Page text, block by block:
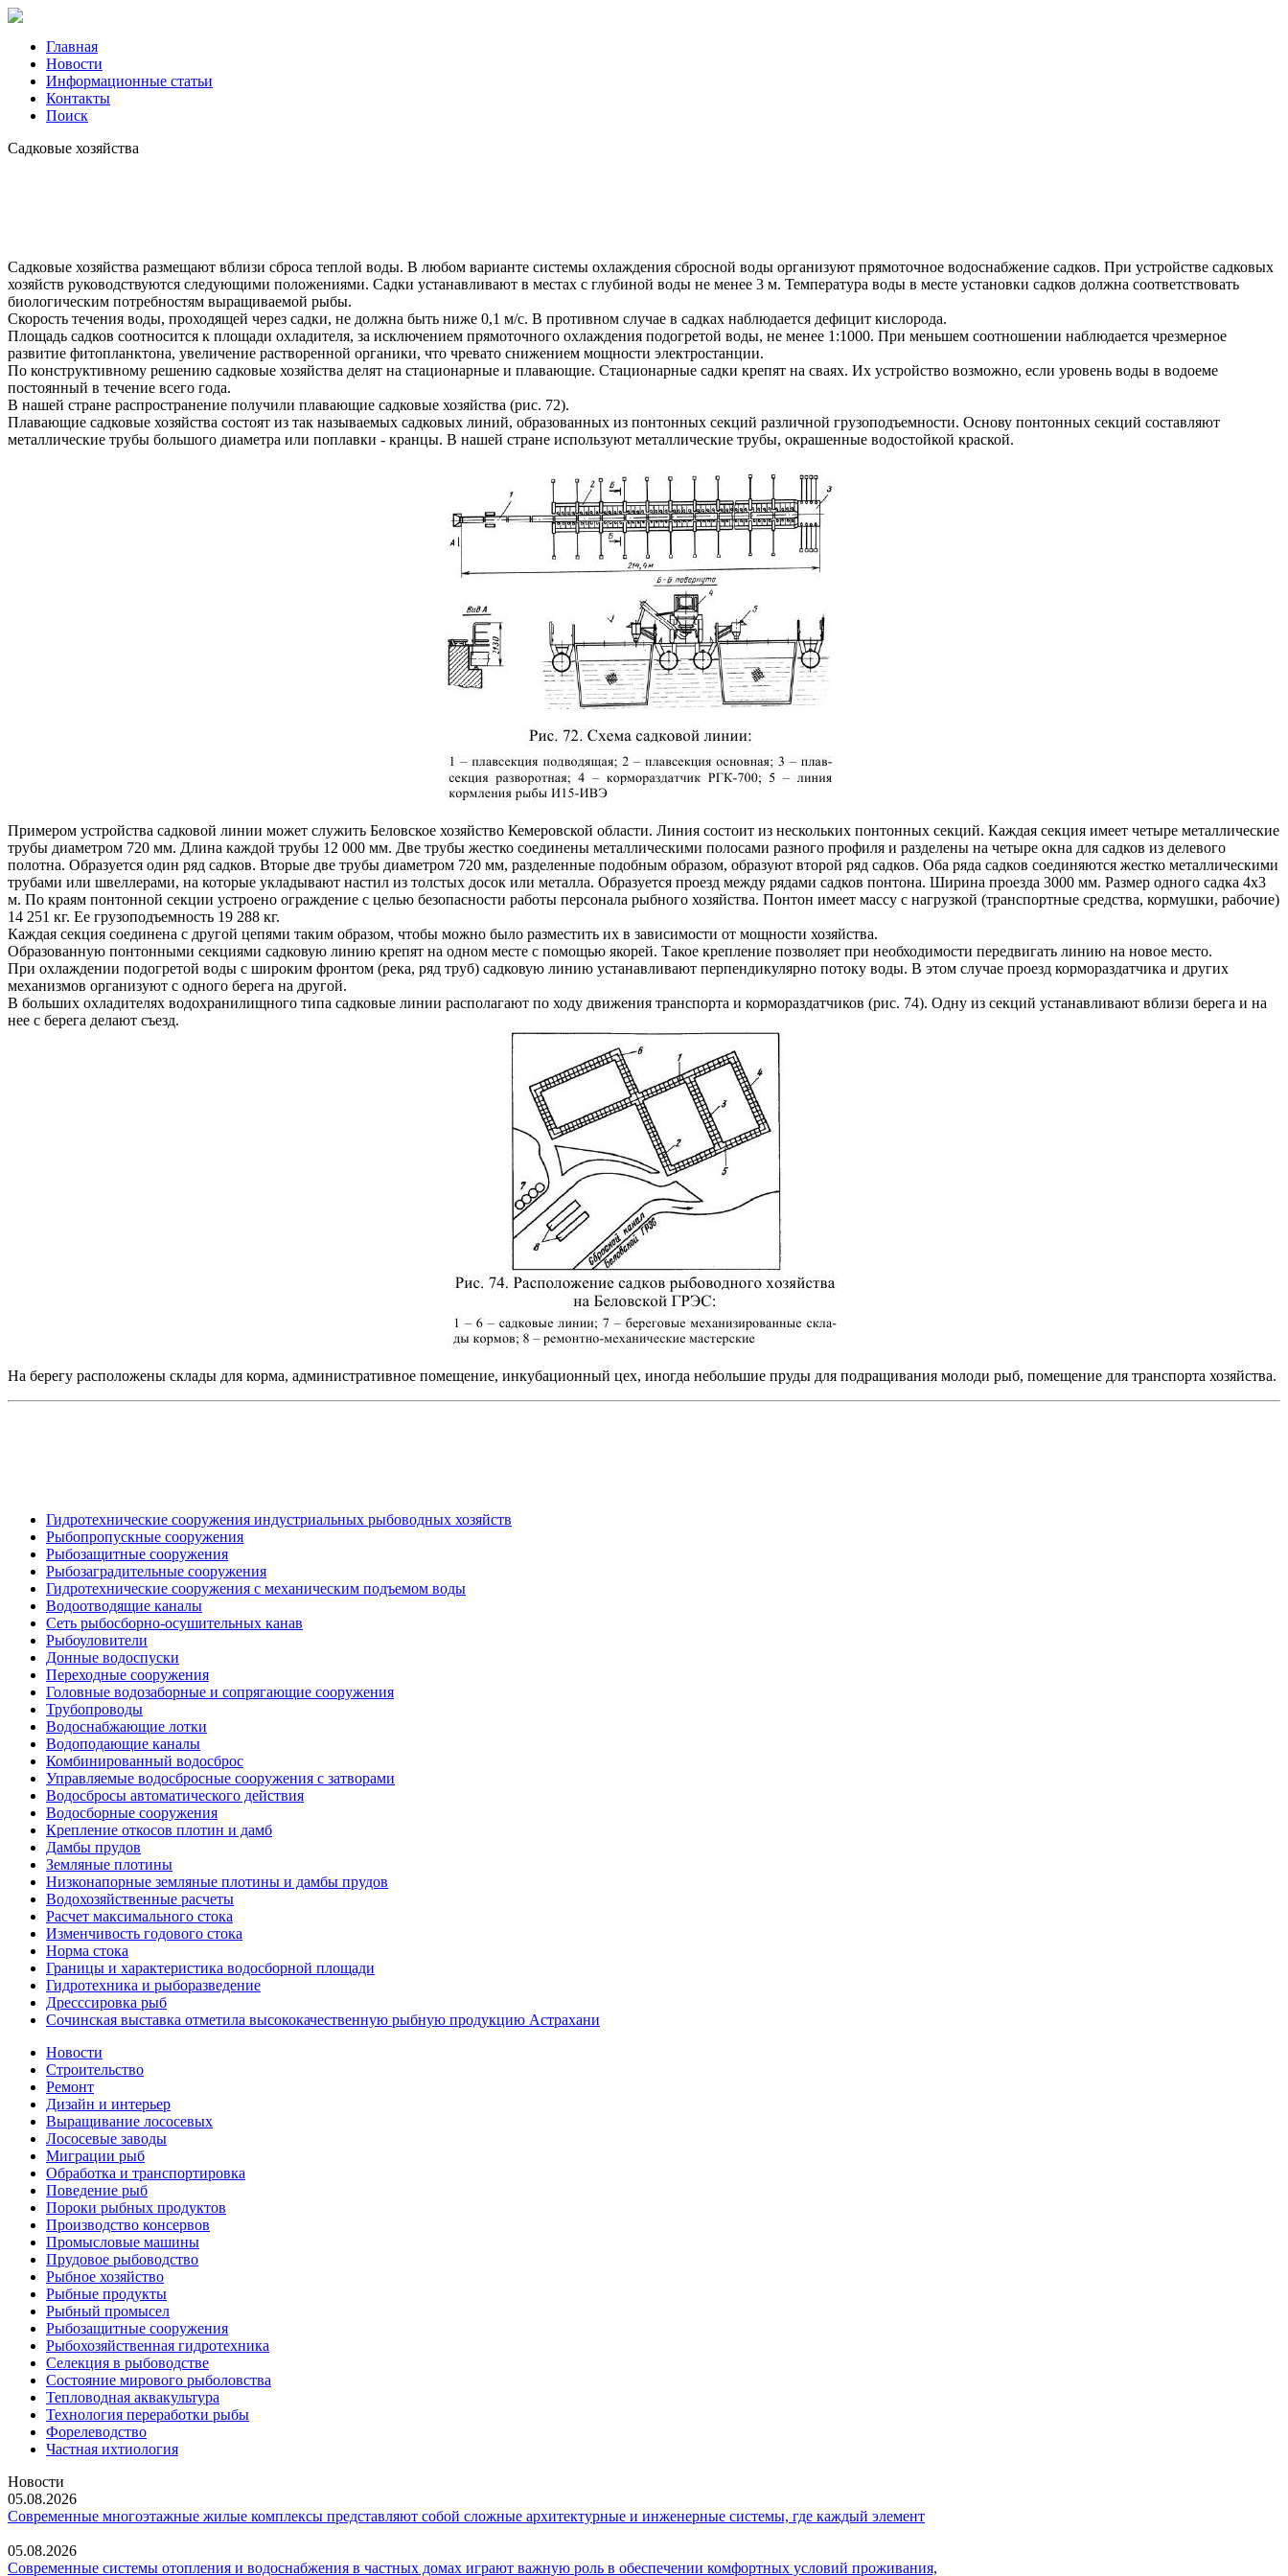
Главная
Новости
Информационные статьи
Контакты
Поиск
Садковые хозяйства
Садковые хозяйства размещают вблизи сброса теплой воды. В любом варианте системы охлаждения сбросной воды организуют прямоточное водоснабжение садков. При устройстве садковых
хозяйств руководствуются следующими положениями. Садки устанавливают в местах с глубиной воды не менее 3 м. Температура воды в месте установки садков должна соответствовать
биологическим потребностям выращиваемой рыбы.
Скорость течения воды, проходящей через садки, не должна быть ниже 0,1 м/с. В противном случае в садках наблюдается дефицит кислорода.
Площадь садков соотносится к площади охладителя, за исключением прямоточного охлаждения подогретой воды, не менее 1:1000. При меньшем соотношении наблюдается чрезмерное
развитие фитопланктона, увеличение растворенной органики, что чревато снижением мощности электростанции.
По конструктивному решению садковые хозяйства делят на стационарные и плавающие. Стационарные садки крепят на сваях. Их устройство возможно, если уровень воды в водоеме
постоянный в течение всего года.
В нашей стране распространение получили плавающие садковые хозяйства (рис. 72).
Плавающие садковые хозяйства состоят из так называемых садковых линий, образованных из понтонных секций различной грузоподъемности. Основу понтонных секций составляют
металлические трубы большого диаметра или поплавки - кранцы. В нашей стране используют металлические трубы, окрашенные водостойкой краской.
Примером устройства садковой линии может служить Беловское хозяйство Кемеровской области. Линия состоит из нескольких понтонных секций. Каждая секция имеет четыре металлические
трубы диаметром 720 мм. Длина каждой трубы 12 000 мм. Две трубы жестко соединены металлическими полосами разного профиля и разделены на четыре окна для садков из делевого
полотна. Образуется один ряд садков. Вторые две трубы диаметром 720 мм, разделенные подобным образом, образуют второй ряд садков. Оба ряда садков соединяются жестко металлическими
трубами или швеллерами, на которые укладывают настил из толстых досок или металла. Образуется проезд между рядами садков понтона. Ширина проезда 3000 мм. Размер одного садка 4x3
м. По краям понтонной секции устроено ограждение с целью безопасности работы персонала рыбного хозяйства. Понтон имеет массу с нагрузкой (транспортные средства, кормушки, рабочие)
14 251 кг. Ее грузоподъемность 19 288 кг.
Каждая секция соединена с другой цепями таким образом, чтобы можно было разместить их в зависимости от мощности хозяйства.
Образованную понтонными секциями садковую линию крепят на одном месте с помощью якорей. Такое крепление позволяет при необходимости передвигать линию на новое место.
При охлаждении подогретой воды с широким фронтом (река, ряд труб) садковую линию устанавливают перпендикулярно потоку воды. В этом случае проезд кормораздатчика и других
механизмов организуют с одного берега на другой.
В больших охладителях водохранилищного типа садковые линии располагают по ходу движения транспорта и кормораздатчиков (рис. 74). Одну из секций устанавливают вблизи берега и на
нее с берега делают съезд.
На берегу расположены склады для корма, административное помещение, инкубационный цех, иногда небольшие пруды для подращивания молоди рыб, помещение для транспорта хозяйства.
Гидротехнические сооружения индустриальных рыбоводных хозяйств
Рыбопропускные сооружения
Рыбозащитные сооружения
Рыбозаградительные сооружения
Гидротехнические сооружения с механическим подъемом воды
Водоотводящие каналы
Сеть рыбосборно-осушительных канав
Рыбоуловители
Донные водоспуски
Переходные сооружения
Головные водозаборные и сопрягающие сооружения
Трубопроводы
Водоснабжающие лотки
Водоподающие каналы
Комбинированный водосброс
Управляемые водосбросные сооружения с затворами
Водосбросы автоматического действия
Водосборные сооружения
Крепление откосов плотин и дамб
Дамбы прудов
Земляные плотины
Низконапорные земляные плотины и дамбы прудов
Водохозяйственные расчеты
Расчет максимального стока
Изменчивость годового стока
Норма стока
Границы и характеристика водосборной площади
Гидротехника и рыборазведение
Дресссировка рыб
Сочинская выставка отметила высококачественную рыбную продукцию Астрахани
Новости
Строительство
Ремонт
Дизайн и интерьер
Выращивание лососевых
Лососевые заводы
Миграции рыб
Обработка и транспортировка
Поведение рыб
Пороки рыбных продуктов
Производство консервов
Промысловые машины
Прудовое рыбоводство
Рыбное хозяйство
Рыбные продукты
Рыбный промысел
Рыбозащитные сооружения
Рыбохозяйственная гидротехника
Селекция в рыбоводстве
Состояние мирового рыболовства
Тепловодная аквакультура
Технология переработки рыбы
Форелеводство
Частная ихтиология
Новости
05.08.2026
Современные многоэтажные жилые комплексы представляют собой сложные архитектурные и инженерные системы, где каждый элемент
05.08.2026
Современные системы отопления и водоснабжения в частных домах играют важную роль в обеспечении комфортных условий проживания,